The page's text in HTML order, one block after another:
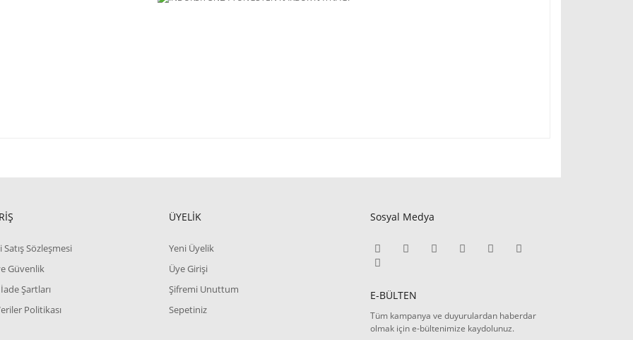
Satış Sözleşmesi
Güvenlik
Şartları
Politikası
ÜYELİK
Yeni Üyelik
Üye Girişi
Şifremi Unuttum
Sepetiniz
Sosyal Medya
E-BÜLTEN
Tüm kampanya ve duyurulardan haberdar
olmak için e-bültenimize kaydolunuz.